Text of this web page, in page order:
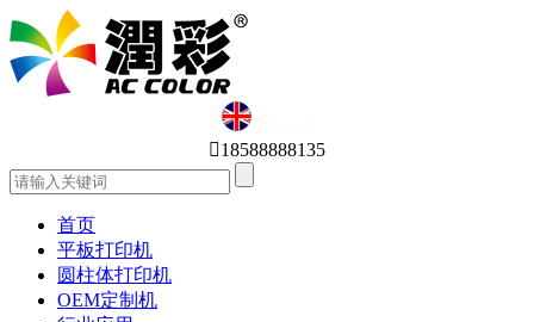
English
18588888135
首页
平板打印机
圆柱体打印机
OEM定制机